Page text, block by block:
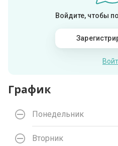
Войдите, чтобы
График
Понедельник
Вторник